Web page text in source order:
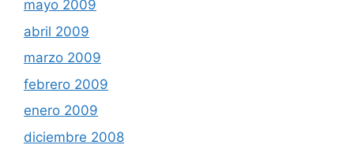
mayo 2009
abril 2009
marzo 2009
febrero 2009
enero 2009
diciembre 2008